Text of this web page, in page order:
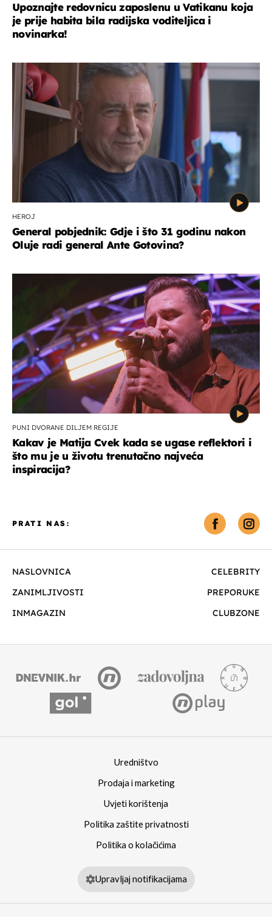
Upoznajte redovnicu zaposlenu u Vatikanu koja
je prije habita bila radijska voditeljica i
novinarka!
HEROJ
General pobjednik: Gdje i što 31 godinu nakon
Oluje radi general Ante Gotovina?
PUNI DVORANE DILJEM REGIJE
Kakav je Matija Cvek kada se ugase reflektori i
što mu je u životu trenutačno najveća
inspiracija?
NASLOVNICA
CELEBRITY
ZANIMLJIVOSTI
PREPORUKE
INMAGAZIN
CLUBZONE
PRATI NAS:
Uredništvo
Prodaja i marketing
Uvjeti korištenja
Politika zaštite privatnosti
Politika o kolačićima
Upravljaj notifikacijama